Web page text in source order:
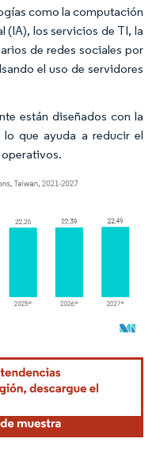
como la computación
(IA), los servicios de TI, la
de redes sociales por
el uso de servidores
están diseñados con la
que ayuda a reducir el
atribución según CC BY 4.0.